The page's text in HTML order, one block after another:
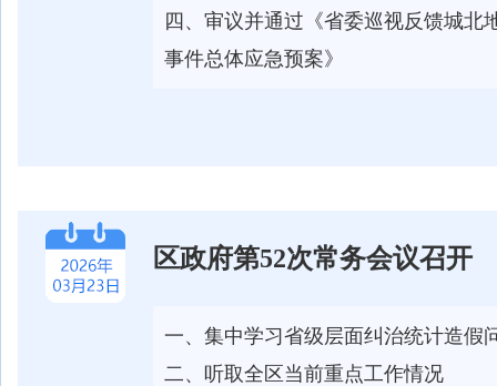
四、审议并通过《省委巡视反馈城
事件总体应急预案》
区政府第52次常务会议召开
一、集中学习省级层面纠治统计造假
二、听取全区当前重点工作情况